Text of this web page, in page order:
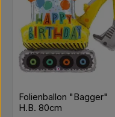
Helium
Folienballon "Bagger"
H.B. 80cm